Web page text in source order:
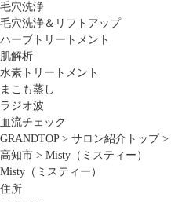
毛穴洗浄
毛穴洗浄＆リフトアップ
ハーブトリートメント
肌解析
水素トリートメント
まこも蒸し
ラジオ波
血流チェック
GRANDTOP > サロン紹介トップ >
高知市 > Misty（ミスティー）
Misty（ミスティー）
住所